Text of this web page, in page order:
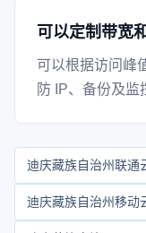
可以定制带宽
可以根据访问峰
防 IP、备份及监
迪庆藏族自治州联通
迪庆藏族自治州移动